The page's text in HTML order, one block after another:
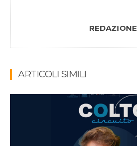
REDAZIONE
ARTICOLI SIMILI